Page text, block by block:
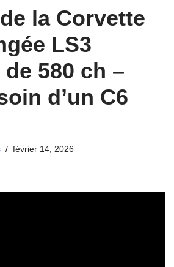
la Corvette
LS3
580 ch –
d’un C6
février 14, 2026